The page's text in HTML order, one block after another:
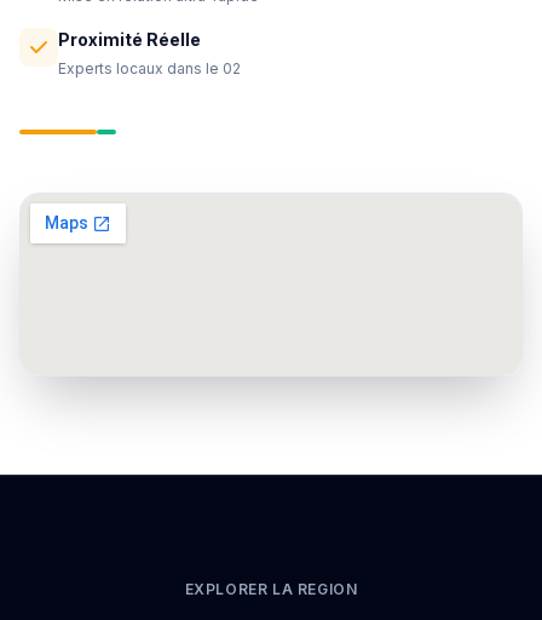
Proximité Réelle
Experts locaux dans le 02
EXPLORER LA REGION